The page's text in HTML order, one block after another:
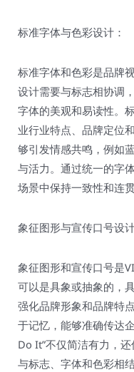
标准字体与色彩设计：
标准字体和色彩是品牌
设计需要与标志相协调
字体的美观和易读性。
业行业特点、品牌定位
够引发情感共鸣，例如
与活力。通过统一的字
场景中保持一致性和连贯
象征图形与宣传口号设计
象征图形和宣传口号是
可以是具象或抽象的，
强化品牌形象和品牌特
于记忆，能够准确传达
Do It”不仅简洁有力，
与标志、字体和色彩相